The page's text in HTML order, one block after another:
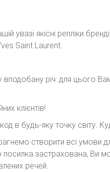
увазі якісні репліки
Saint Laurent.
вподобану річ: для цього
клієнтів!
будь-яку точку світу.
створити всі умови
посилка застрахована, Ви
речей.